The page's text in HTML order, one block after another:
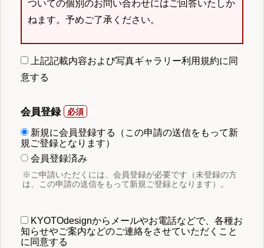
ついての個別のお問い合わせにはご回答いたしか
ねます。予めご了承ください。
上記記載内容および写真ギャラリー利用規約に同
意する
会員登録
新規に会員登録する（この申請の送信をもって新
規ご登録となります）
会員登録済み
※ご申請いただくには、会員登録が必要です（未登録の方
は、この申請の送信をもって新規ご登録となります）。
KYOTOdesignからメールやお電話などで、各種お
知らせやご案内などのご連絡をさせていただくこと
に同意する